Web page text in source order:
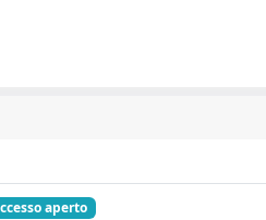
aperto